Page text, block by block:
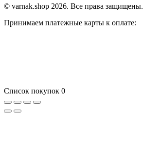
© varnak.shop 2026. Все права защищены.
Принимаем платежные карты к оплате:
Список покупок 0